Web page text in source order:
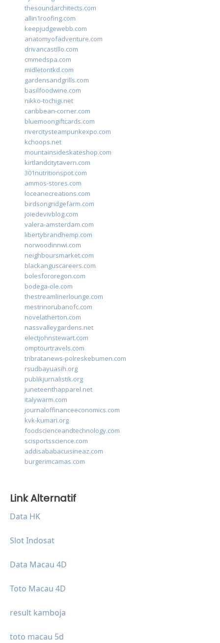
thesoundarchitects.com
allin1roofing.com
keepjudgewebb.com
anatomyofadventure.com
drivancastillo.com
cmmedspa.com
midletontkd.com
gardensandgrills.com
basilfoodwine.com
nikko-tochigi.net
caribbean-corner.com
bluemoongiftcards.com
rivercitysteampunkexpo.com
kchoops.net
mountainsideskateshop.com
kirtlandcitytavern.com
301nutritionspot.com
ammos-stores.com
loceanecreations.com
birdsongridgefarm.com
joiedevivblog.com
valera-amsterdam.com
libertybrandhemp.com
norwoodinnwi.com
neighboursmarket.com
blackanguscareers.com
bolesfororegon.com
bodega-ole.com
thestreamlinerlounge.com
mestrinorubanofc.com
novelatherton.com
nassvalleygardens.net
electjohnstewart.com
omptourtravels.com
tribratanews-polreskebumen.com
rsudbayuasih.org
publikjurnalistik.org
juneteenthapparel.net
italywarm.com
journaloffinanceeconomics.com
kvk-kumari.org
foodscienceandtechnology.com
scisportsscience.com
addisababacuisineaz.com
burgerimcamas.com
Link Alternatif
Data HK
Slot Indosat
Data Macau 4D
Toto Macau 4D
result kamboja
toto macau 5d